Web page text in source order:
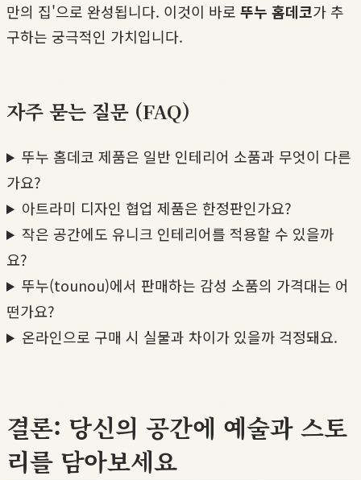
만의 집'으로 완성됩니다. 이것이 바로 뚜누 홈데코가 추
구하는 궁극적인 가치입니다.
자주 묻는 질문 (FAQ)
뚜누 홈데코 제품은 일반 인테리어 소품과 무엇이 다른
가요?
아트라미 디자인 협업 제품은 한정판인가요?
작은 공간에도 유니크 인테리어를 적용할 수 있을까
요?
뚜누(tounou)에서 판매하는 감성 소품의 가격대는 어
떤가요?
온라인으로 구매 시 실물과 차이가 있을까 걱정돼요.
결론: 당신의 공간에 예술과 스토
리를 담아보세요